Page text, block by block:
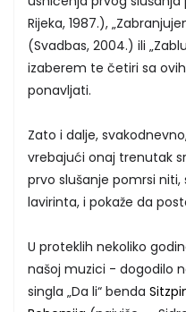
Rijeka, 1987.),
(Svadbas, 2004.) ili
izaberem te četiri sa
ponavljati.
Zato i dalje,
vrebajući onaj trenutak
prvo slušanje pomrsi
lavirinta, i pokaže da
U proteklih nekoliko
našoj muzici - dogodilo
singla „Da li“ benda